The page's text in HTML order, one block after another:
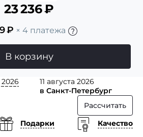
23 236₽
₽ × 4 платежа
В корзину
2026
11 августа 2026
в Санкт-Петербург
Рассчитать
Подарки
Качество